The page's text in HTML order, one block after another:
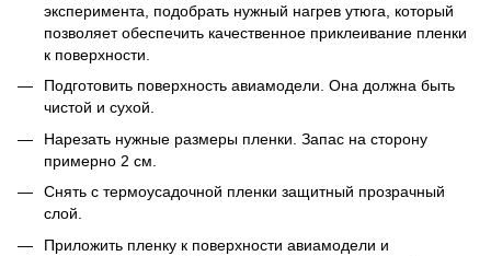
эксперимента, подобрать нужный нагрев утюга, который
позволяет обеспечить качественное приклеивание пленки
к поверхности.
Подготовить поверхность авиамодели. Она должна быть
чистой и сухой.
Нарезать нужные размеры пленки. Запас на сторону
примерно 2 см.
Снять с термоусадочной пленки защитный прозрачный
слой.
Приложить пленку к поверхности авиамодели и